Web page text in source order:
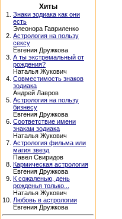
Хиты
1. Знаки зодиака как они
есть
Элеонора Гавриленко
2. Астрология на пользу
сексу
Евгения Дружкова
3. А ты экстремальный от
рождения?
Наталья Жукович
4. Совместимость знаков
зодиака
Андрей Лавров
5. Астрология на пользу
бизнесу
Евгения Дружкова
6. Соответствие имени
знакам зодиака
Наталья Жукович
7. Астрология фильма или
магия звезд
Павел Свиридов
8. Кармическая астрология
Евгения Дружкова
9. К сожаленью, день
рожденья только...
Наталья Жукович
10. Любовь в астрологии
Евгения Дружкова